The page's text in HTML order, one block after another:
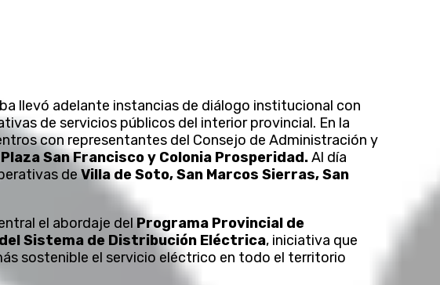
llevó adelante instancias de diálogo institucional con
de servicios públicos del interior provincial. En la
con representantes del Consejo de Administración y
Plaza San Francisco y Colonia Prosperidad.Al día
deVilla de Soto, San Marcos Sierras, San
el abordaje del Programa Provincial de
Sistema de Distribución Eléctrica, iniciativa que
sostenible el servicio eléctrico en todo el territorio